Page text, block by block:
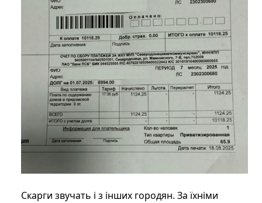
Скарги звучать і з інших городян. За їхніми